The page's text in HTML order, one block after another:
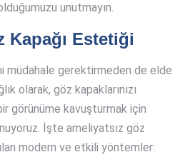
unutmayın.
Kapağı Estetiği
müdahale gerektirmeden de elde
olarak, göz kapaklarınızı
görünüme kavuşturmak için
İşte ameliyatsız göz
modern ve etkili yöntemler: